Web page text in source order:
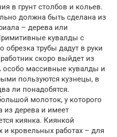
в грунт столбов и кольев.
должна быть сделана из
– дерева или
кувалды с
обрезка трубы дадут в руки
скоро выйдет из
особо массивные кувалды и
пользуются кузнецы, в
ли понадобятся.
молоток, у которого
из дерева и имеет
киянка. Киянкой
и кровельных работах – для